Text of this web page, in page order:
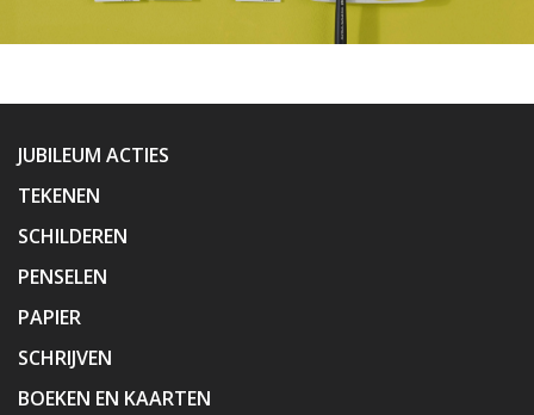
JUBILEUM ACTIES
TEKENEN
SCHILDEREN
PENSELEN
PAPIER
SCHRIJVEN
BOEKEN EN KAARTEN